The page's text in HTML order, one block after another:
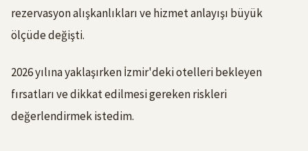
rezervasyon alışkanlıkları ve hizmet anlayışı büyük
ölçüde değişti.
2026 yılına yaklaşırken İzmir'deki otelleri bekleyen
fırsatları ve dikkat edilmesi gereken riskleri
değerlendirmek istedim.